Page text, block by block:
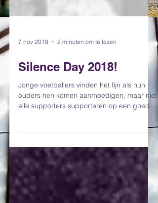
7 nov 2018 2 minuten om te lezen
Silence Day 2018!
Jonge voetballers vinden het fijn als hun
alle supporters supporteren op een goede